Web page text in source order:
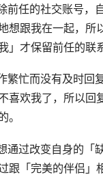
前任的社交账号，
想跟我在一起，所
」才保留前任的联
繁忙而没有及时回
喜欢我了，所以回
。
通过改变自身的「
跟「完美的伴侣」